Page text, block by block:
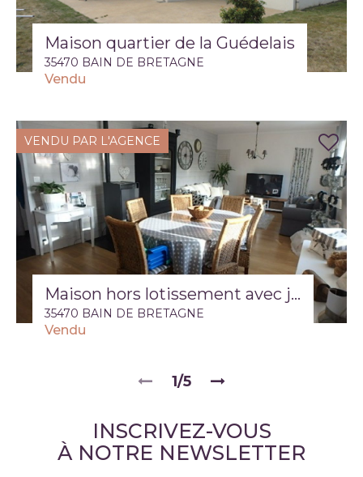
Maison quartier de la Guédelais
35470 BAIN DE BRETAGNE
Vendu
VENDU PAR L'AGENCE
Maison hors lotissement avec jardin de plus de 700m2
35470 BAIN DE BRETAGNE
Vendu
1/5
INSCRIVEZ-VOUS
À NOTRE NEWSLETTER